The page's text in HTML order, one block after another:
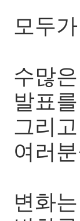
모두
수많
발표
그리
여러
변화